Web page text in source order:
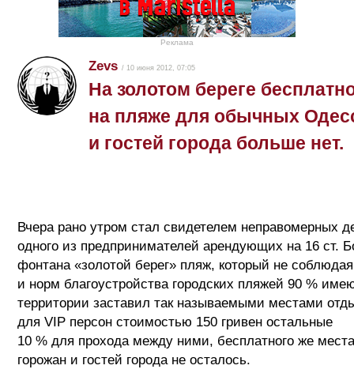
Реклама
Zevs / 10 июня 2012, 07:05
На золотом береге
на пляже для обычных
и гостей города больше нет.
Вчера рано утром стал свидетелем неправомерных
одного из предпринимателей арендующих на 16 ст.
фонтана «золотой берег» пляж, который не
и норм благоустройства городских пляжей 90 %
территории заставил так называемыми местами
для VIP персон стоимостью 150 гривен остальные
10 % для прохода между ними, бесплатного же
горожан и гостей города не осталось.